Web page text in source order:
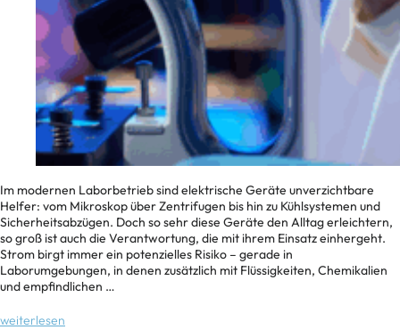
Im modernen Laborbetrieb sind elektrische Geräte unverzichtbare
Helfer: vom Mikroskop über Zentrifugen bis hin zu Kühlsystemen und
Sicherheitsabzügen. Doch so sehr diese Geräte den Alltag erleichtern,
so groß ist auch die Verantwortung, die mit ihrem Einsatz einhergeht.
Strom birgt immer ein potenzielles Risiko – gerade in
Laborumgebungen, in denen zusätzlich mit Flüssigkeiten, Chemikalien
und empfindlichen …
weiterlesen